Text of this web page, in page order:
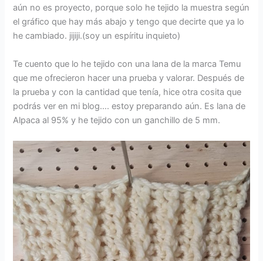
aún no es proyecto, porque solo he tejido la muestra según
el gráfico que hay más abajo y tengo que decirte que ya lo
he cambiado. jijiji.(soy un espíritu inquieto)
Te cuento que lo he tejido con una lana de la marca Temu
que me ofrecieron hacer una prueba y valorar. Después de
la prueba y con la cantidad que tenía, hice otra cosita que
podrás ver en mi blog…. estoy preparando aún. Es lana de
Alpaca al 95% y he tejido con un ganchillo de 5 mm.